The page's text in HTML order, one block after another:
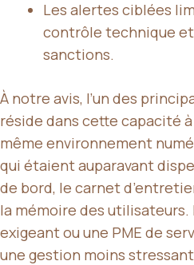
Les alertes ciblées
contrôle technique
sanctions.
À notre avis, l’un des
réside dans cette capacité
même environnement
qui étaient auparavant
de bord, le carnet
la mémoire des
exigeant ou une PME de
une gestion moins